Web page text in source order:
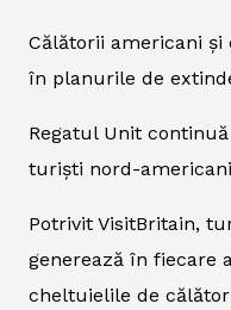
Călătorii americani și
în planurile de
Regatul Unit
turiști nord-
Potrivit VisitBritain,
generează în fiecare
cheltuielile de